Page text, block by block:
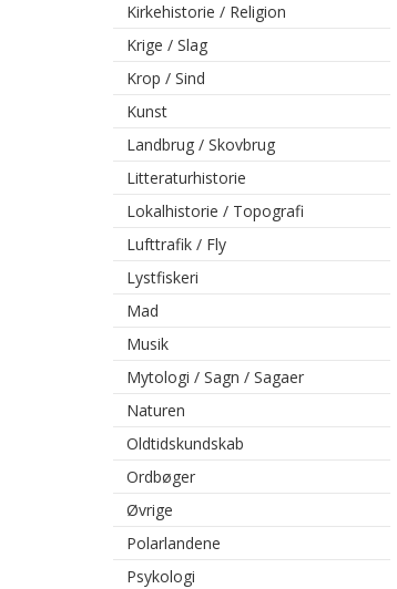
Kirkehistorie / Religion
Krige / Slag
Krop / Sind
Kunst
Landbrug / Skovbrug
Litteraturhistorie
Lokalhistorie / Topografi
Lufttrafik / Fly
Lystfiskeri
Mad
Musik
Mytologi / Sagn / Sagaer
Naturen
Oldtidskundskab
Ordbøger
Øvrige
Polarlandene
Psykologi